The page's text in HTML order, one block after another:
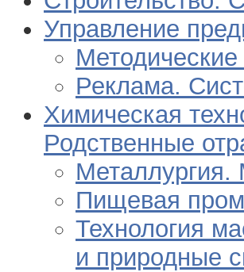
Управление
Реклама.
Химическая
Родственные
Пищевая
Технология
и природные